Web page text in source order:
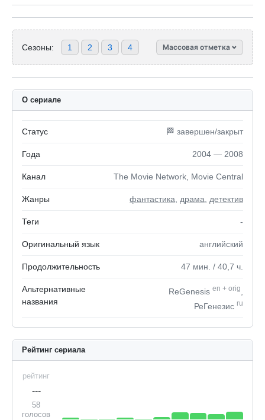
Сезоны: 1 2 3 4 Массовая отметка
О сериале
Статус 🏁 завершен/закрыт
Года 2004 — 2008
Канал The Movie Network, Movie Central
Жанры фантастика драма детектив
Теги -
Оригинальный язык английский
Продолжительность 47 мин. / 40,7 ч.
Альтернативные
названия
ReGenesis en + orig
РеГенезис ru
Рейтинг сериала
рейтинг
---
58
голосов